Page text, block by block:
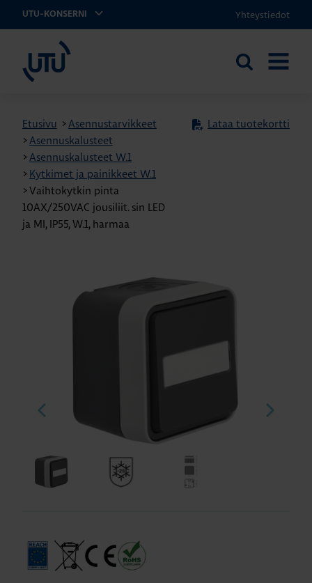
UTU-KONSERNI Yhteystiedot
Etsi
Etusivu >Asennustarvikkeet
>Asennuskalusteet
>Asennuskalusteet W.1
> Kytkimet ja painikkeet W.1
>Vaihtokytkin pinta
10AX/250VAC jousiliit. sin LED
ja MI, IP55, W.1, harmaa
Lataa tuotekortti